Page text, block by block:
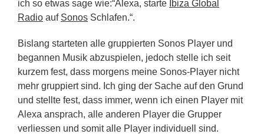
ich so etwas sage wie:“Alexa, starte Ibiza Global
Radio auf Sonos Schlafen.“.
Bislang starteten alle gruppierten Sonos Player und
begannen Musik abzuspielen, jedoch stelle ich seit
kurzem fest, dass morgens meine Sonos-Player nicht
mehr gruppiert sind. Ich ging der Sache auf den Grund
und stellte fest, dass immer, wenn ich einen Player mit
Alexa ansprach, alle anderen Player die Grupper
verliessen und somit alle Player individuell sind.